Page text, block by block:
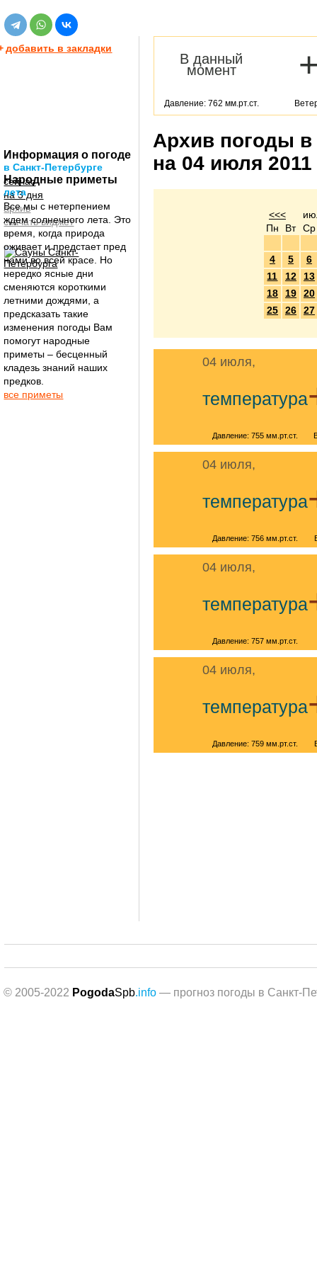
добавить в закладки
Информация о погоде
в Санкт-Петербурге
сейчас
на 3 дня
архив
скачать виджет
Народные приметы
лета
Все мы с нетерпением
ждем солнечного лета. Это
время, когда природа
оживает и предстает пред
нами во всей красе. Но
нередко ясные дни
сменяются короткими
летними дождями, а
предсказать такие
изменения погоды Вам
помогут народные
приметы – бесценный
кладезь знаний наших
предков.
все приметы
В данный
момент
Давление: 762 мм.рт.ст.
Архив погоды в
на 04 июля 2011
<<<
Пн
Вт Ср
4 5
6
11
12
13
18
19
20
25
26 27
04 июля,
температура
Давление: 755 мм.рт.ст.
04 июля,
температура
Давление: 756 мм.рт.ст.
04 июля,
температура
Давление: 757 мм.рт.ст.
04 июля,
температура
Давление: 759 мм.рт.ст.
© 2005-2022 PogodaSpb.info — прогноз погоды в Санкт-